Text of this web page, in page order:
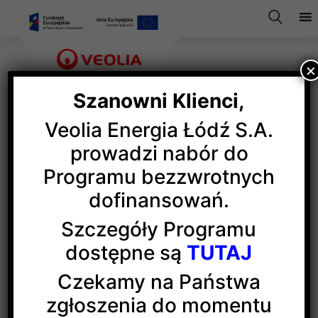
Partnerstwo, które
ma sens: biznes
i humanistyka
Czy humanistyka jest doceniana w obszarach
technicznych, zaawansowanych technologiach?
Czy w szybkości i dynamice zmian
Szanowni Klienci,
Veolia Energia Łódź S.A.
prowadzi nabór do
Programu bezzwrotnych
dofinansowań.
Szczegóły Programu
dostępne są TUTAJ
Czekamy na Państwa
zgłoszenia do momentu
×